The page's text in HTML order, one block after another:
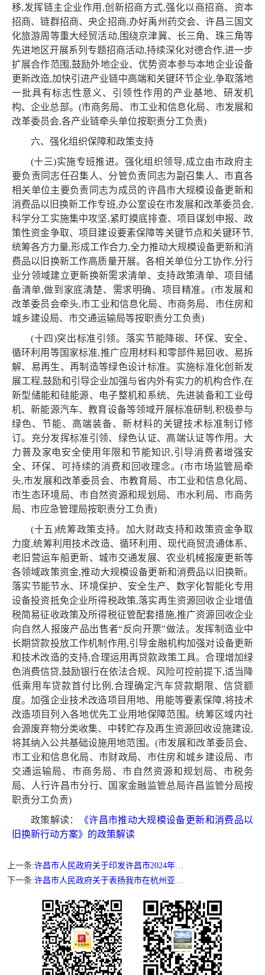
移,发挥链主企业作用,创新招商方式,强化以商招商、资本
招商、链群招商、央企招商,办好禹州药交会、许昌三国文
化旅游周等重大经贸活动,围绕京津冀、长三角、珠三角等
先进地区开展系列专题招商活动,持续深化对德合作,进一步
扩展合作范围,鼓励外地企业、优势资本参与本地企业设备
更新改造,加快引进产业链中高端和关键环节企业,争取落地
一批具有标志性意义、引领性作用的产业基地、研发机
构、企业总部。(市商务局、市工业和信息化局、市发展和
改革委员会,各产业链牵头单位按职责分工负责)
六、强化组织保障和政策支持
(十三)实施专班推进。强化组织领导,成立由市政府主
要负责同志任召集人、分管负责同志为副召集人、市直各
相关单位主要负责同志为成员的许昌市大规模设备更新和
消费品以旧换新工作专班,办公室设在市发展和改革委员会,
科学分工实施集中攻坚,紧盯摸底排查、项目谋划申报、政
策性资金争取、项目建设要素保障等关键节点和关键环节,
统筹各方力量,形成工作合力,全力推动大规模设备更新和消
费品以旧换新工作高质量开展。各相关单位分工协作,分行
业分领域建立更新换新需求清单、支持政策清单、项目储
备清单,做到家底清楚、需求明确、项目精准。(市发展和
改革委员会牵头,市工业和信息化局、市商务局、市住房和
城乡建设局、市交通运输局等按职责分工负责)
(十四)突出标准引领。落实节能降碳、环保、安全、
循环利用等国家标准,推广应用材料和零部件易回收、易拆
解、易再生、再制造等绿色设计标准。实施标准化创新发
展工程,鼓励和引导企业加强与省内外有实力的机构合作,在
新型储能和硅能源、电子整机和系统、先进装备和工业母
机、新能源汽车、教育设备等领域开展标准研制,积极参与
绿色、节能、高端装备、新材料的关键技术标准制订修
订。充分发挥标准引领、绿色认证、高端认证等作用。大
力普及家电安全使用年限和节能知识,引导消费者增强安
全、环保、可持续的消费和回收理念。(市市场监管局牵
头,市发展和改革委员会、市教育局、市工业和信息化局、
市生态环境局、市自然资源和规划局、市水利局、市商务
局、市应急管理局按职责分工负责)
(十五)统筹政策支持。加大财政支持和政策资金争取
力度,统筹利用技术改造、循环利用、现代商贸流通体系、
老旧营运车船更新、城市交通发展、农业机械报废更新等
各领域政策资金,推动大规模设备更新和消费品以旧换新。
落实节能节水、环境保护、安全生产、数字化智能化专用
设备投资抵免企业所得税政策,落实再生资源回收企业增值
税简易征收政策及所得税征管配套措施,推广资源回收企业
向自然人报废产品出售者“反向开票”做法。发挥制造业中
长期贷款投放工作机制作用,引导金融机构加强对设备更新
和技术改造的支持,合理运用再贷款政策工具。合理增加绿
色消费信贷,鼓励银行在依法合规、风险可控前提下,适当降
低乘用车贷款首付比例,合理确定汽车贷款期限、信贷额
度。加强企业技术改造项目用地、用能等要素保障,将技术
改造项目列入各地优先工业用地保障范围。统筹区域内社
会源废弃物分类收集、中转贮存及再生资源回收设施建设,
将其纳入公共基础设施用地范围。(市发展和改革委员会、
市工业和信息化局、市财政局、市住房和城乡建设局、市
交通运输局、市商务局、市自然资源和规划局、市税务
局、人行许昌市分行、国家金融监管总局许昌监管分局按
职责分工负责)
政策解读：
《许昌市推动大规模设备更新和消费品以
旧换新行动方案》的政策解读
上一条:许昌市人民政府关于印发许昌市2024年国民经济和社会发展计划的通知
下一条:许昌市人民政府关于表扬我市在杭州亚运会河南省第十四届运动会上作出突出贡献先进集体和先进个人的通报